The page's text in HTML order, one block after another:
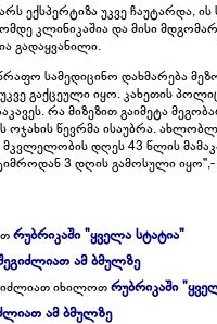
ექსპერტიზა უკვე ჩაუტარდა,
კლინიკაშია და მისი
გადაყვანილი.
სამედიცინო დახმარება
გაქცეული იყო. კახეთის
რა მიზეზით გაიმეტა
ოჯახის წევრმა ისაუბრა.
მკვლელობის დღეს 43 წლის
3 დღის გამოსული იყო",-
რუბრიკაში "ყველა სტატია"
ამ ბმულზე
იხილოთრუბრიკაში
ამ ბმულზე